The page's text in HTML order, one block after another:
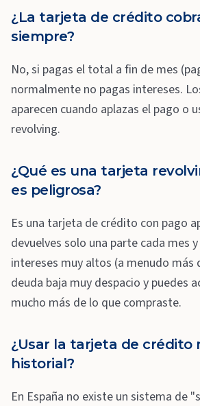
¿La tarjeta de crédito
siempre?
No, si pagas el total a fin de mes
normalmente no pagas intereses.
aparecen cuando aplazas el pago o
revolving.
¿Qué es una tarjeta
es peligrosa?
Es una tarjeta de crédito con pago
devuelves solo una parte cada mes
intereses muy altos (a menudo más
deuda baja muy despacio y puedes
mucho más de lo que compraste.
¿Usar la tarjeta de crédito
historial?
En España no existe un sistema de